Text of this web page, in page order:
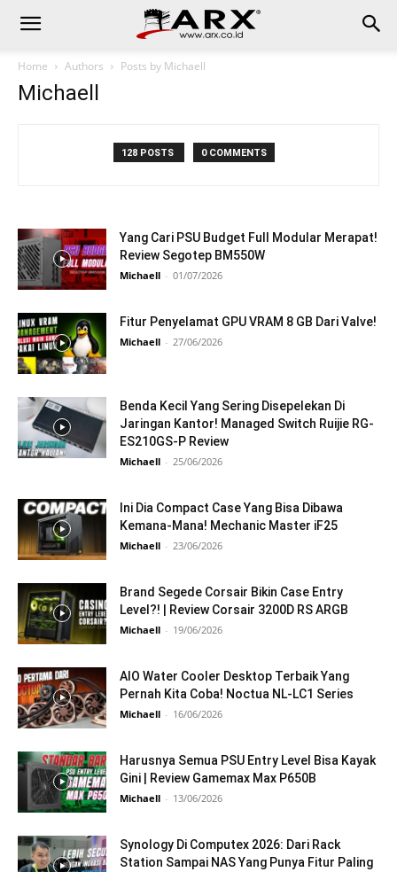
Home Authors Posts by Michaell
Michaell
128 POSTS 0 COMMENTS
Yang Cari PSU Budget Full Modular Merapat!
Review Segotep BM550W
Michaell - 01/07/2026
Fitur Penyelamat GPU VRAM 8 GB Dari Valve!
Michaell - 27/06/2026
Benda Kecil Yang Sering Disepelekan Di
Jaringan Kantor! Managed Switch Ruijie RG-
ES210GS-P Review
Michaell - 25/06/2026
Ini Dia Compact Case Yang Bisa Dibawa
Kemana-Mana! Mechanic Master iF25
Michaell - 23/06/2026
Brand Segede Corsair Bikin Case Entry
Level?! | Review Corsair 3200D RS ARGB
Michaell - 19/06/2026
AIO Water Cooler Desktop Terbaik Yang
Pernah Kita Coba! Noctua NL-LC1 Series
Michaell - 16/06/2026
Harusnya Semua PSU Entry Level Bisa Kayak
Gini | Review Gamemax Max P650B
Michaell - 13/06/2026
Synology Di Computex 2026: Dari Rack
Station Sampai NAS Yang Punya Fitur Paling